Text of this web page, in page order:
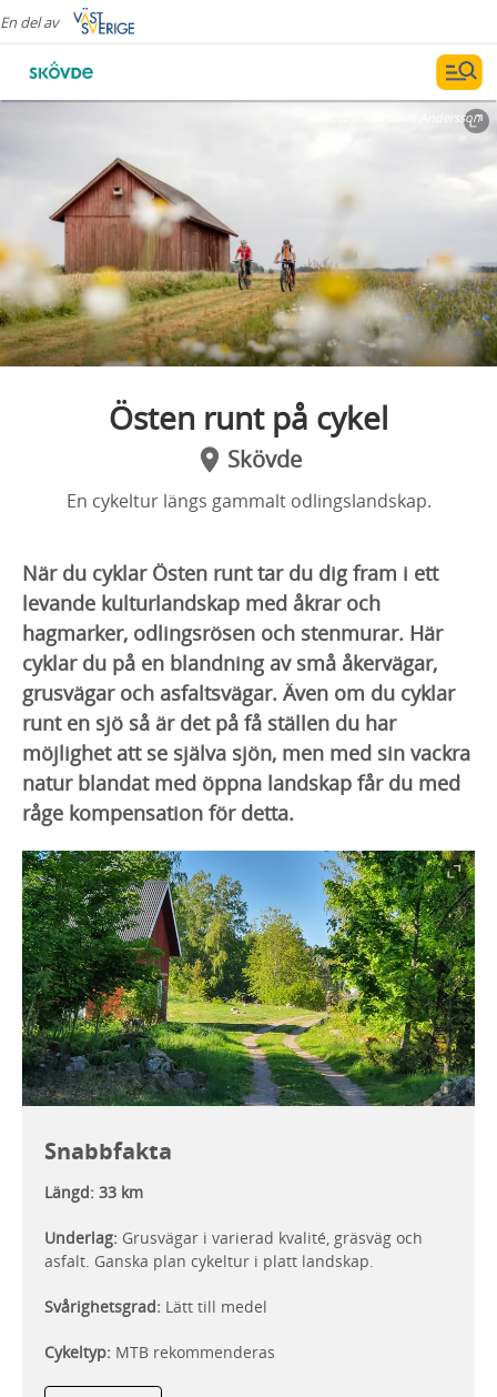
En del av
Tobias Andersson
Östen runt på cykel
Skövde
En cykeltur längs gammalt odlingslandskap.
När du cyklar Östen runt tar du dig fram i ett
levande kulturlandskap med åkrar och
hagmarker, odlingsrösen och stenmurar. Här
cyklar du på en blandning av små åkervägar,
grusvägar och asfaltsvägar. Även om du cyklar
runt en sjö så är det på få ställen du har
möjlighet att se själva sjön, men med sin vackra
natur blandat med öppna landskap får du med
råge kompensation för detta.
Snabbfakta
Längd: 33 km
Underlag: Grusvägar i varierad kvalité, gräsväg och
asfalt. Ganska plan cykeltur i platt landskap.
Svårighetsgrad: Lätt till medel
Cykeltyp: MTB rekommenderas